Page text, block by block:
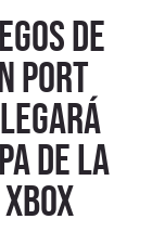
de
port
de la